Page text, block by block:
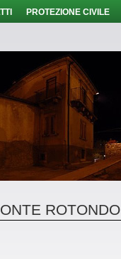
PROTEZIONE CIVILE
ROTONDO